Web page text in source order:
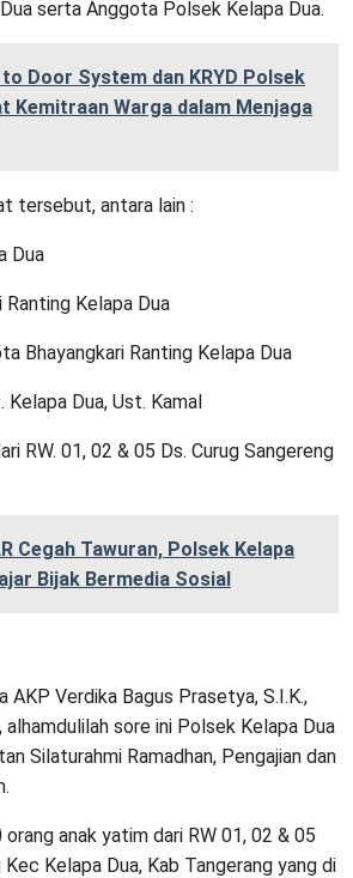
serta Anggota Polsek Kelapa Dua.
Door System dan KRYD Polsek
Kemitraan Warga dalam Menjaga
tersebut, antara lain :
Dua
Kelapa Dua
Bhayangkari Ranting Kelapa Dua
Kelapa Dua, Ust. Kamal
RW. 01, 02 & 05 Ds. Curug Sangereng
Cegah Tawuran, Polsek Kelapa
Bijak Bermedia Sosial
AKP Verdika Bagus Prasetya, S.I.K.,
alhamdulilah sore ini Polsek Kelapa Dua
Silaturahmi Ramadhan, Pengajian dan
anak yatim dari RW 01, 02 & 05
Kelapa Dua, Kab Tangerang yang di